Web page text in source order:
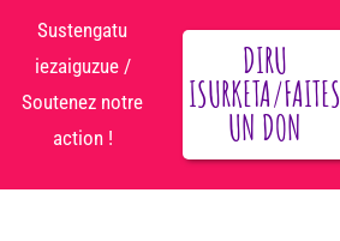
Sustengatu
iezaiguzue /
Soutenez notre
action !
DIRU
ISURKETA/FAITES
UN DON